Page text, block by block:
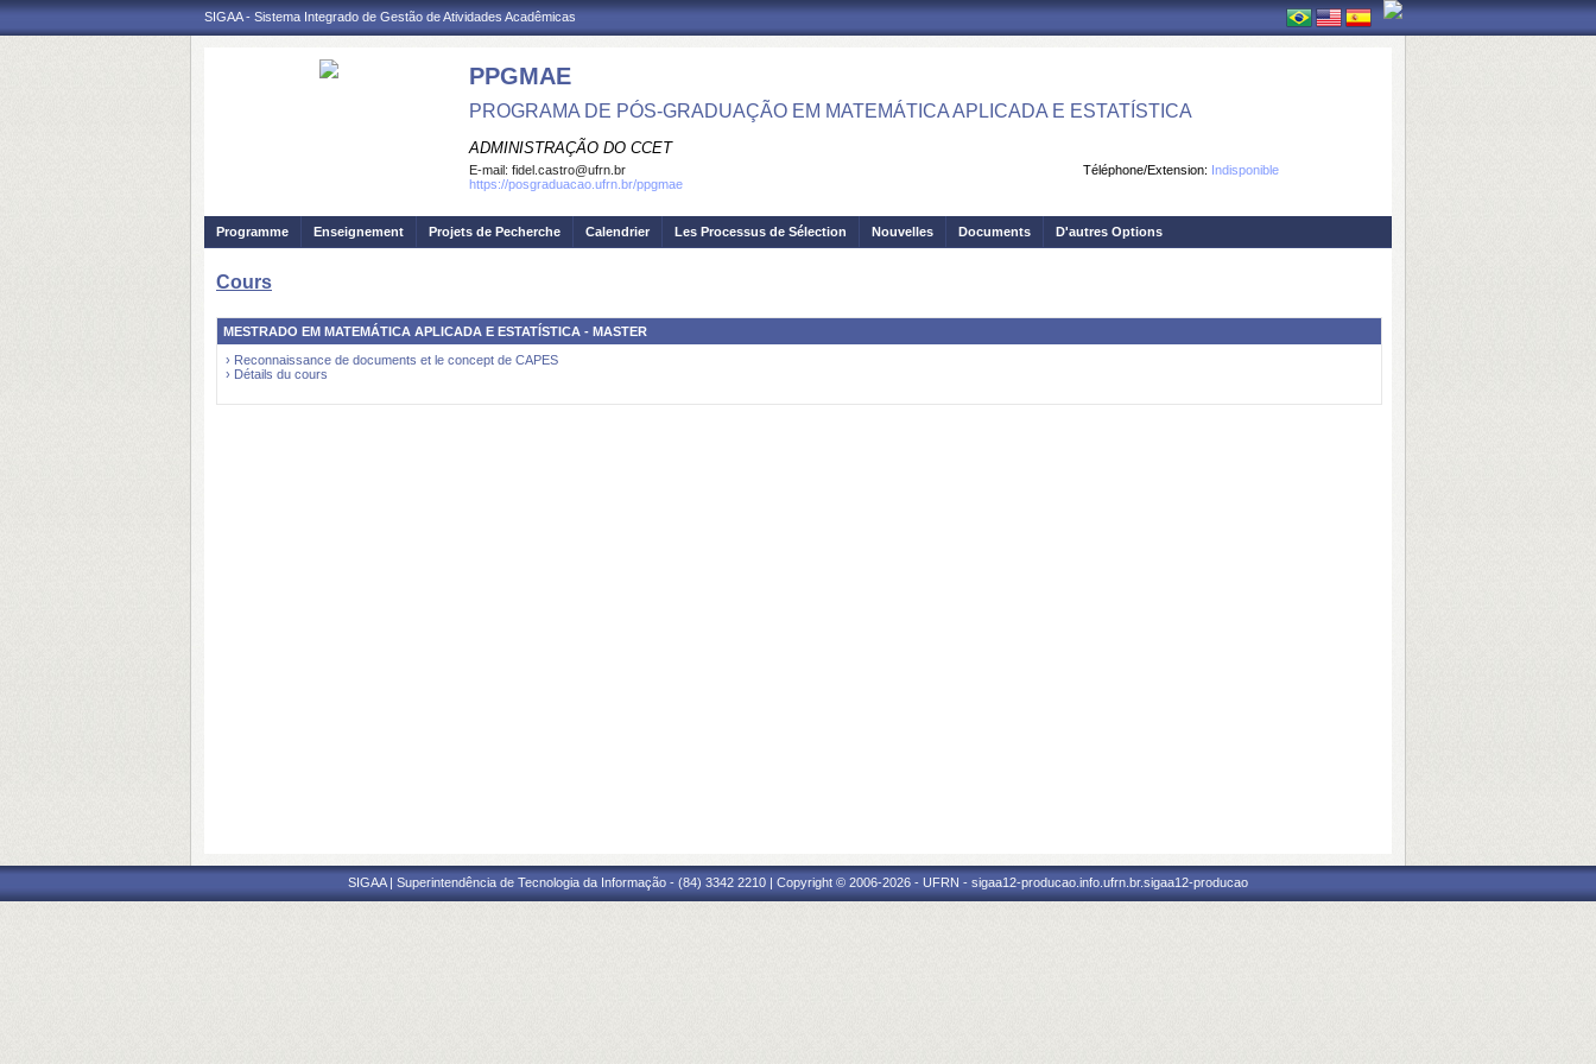
SIGAA - Sistema Integrado de Gestão de Atividades Acadêmicas
PPGMAE
PROGRAMA DE PÓS-GRADUAÇÃO EM MATEMÁTICA APLICADA E ESTATÍSTICA
ADMINISTRAÇÃO DO CCET
Téléphone/Extension: Indisponible
E-mail: fidel.castro@ufrn.br
https://posgraduacao.ufrn.br/ppgmae
Programme Enseignement Projets de Pecherche Calendrier Les Processus de Sélection Nouvelles Documents D'autres Options
Cours
MESTRADO EM MATEMÁTICA APLICADA E ESTATÍSTICA - MASTER
› Reconnaissance de documents et le concept de CAPES
› Détails du cours
SIGAA | Superintendência de Tecnologia da Informação - (84) 3342 2210 | Copyright © 2006-2026 - UFRN - sigaa12-producao.info.ufrn.br.sigaa12-producao